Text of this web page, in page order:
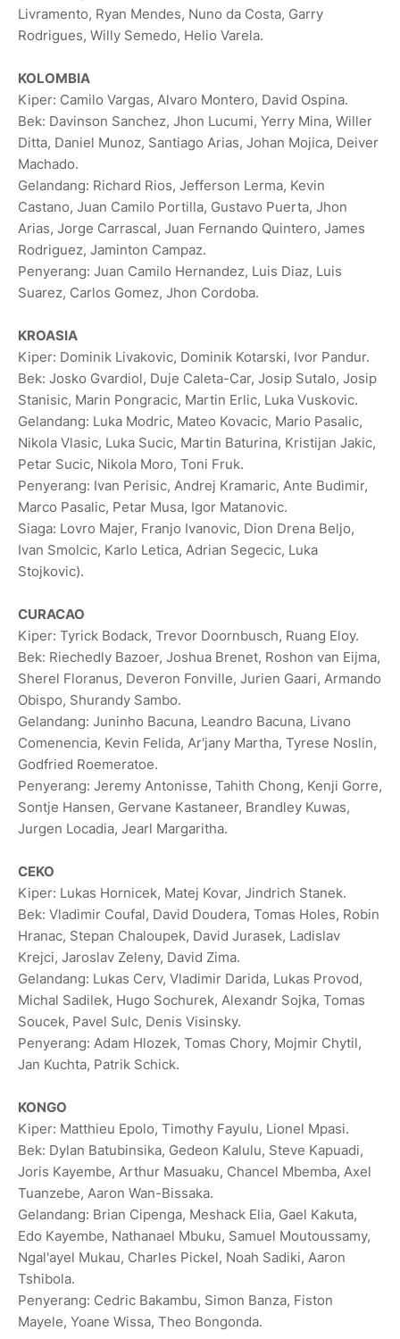
Livramento, Ryan Mendes, Nuno da Costa, Garry
Rodrigues, Willy Semedo, Helio Varela.
KOLOMBIA
Kiper: ⁠Camilo Vargas, Alvaro Montero, David Ospina.
Bek: Davinson Sanchez, Jhon Lucumi, Yerry Mina, ⁠Willer
Ditta, Daniel Munoz, ⁠Santiago Arias, Johan Mojica, Deiver
Machado.
Gelandang: Richard Rios, Jefferson Lerma, Kevin
Castano, Juan Camilo Portilla, Gustavo Puerta, Jhon
Arias, ‌Jorge Carrascal, Juan Fernando Quintero, James
Rodriguez, Jaminton Campaz.
Penyerang: Juan Camilo Hernandez, Luis Diaz, ‌Luis
Suarez, Carlos Gomez, Jhon Cordoba.
KROASIA
Kiper: Dominik Livakovic, Dominik Kotarski, Ivor Pandur.
Bek: Josko Gvardiol, Duje Caleta-Car, Josip Sutalo, Josip
Stanisic, Marin Pongracic, Martin Erlic, Luka Vuskovic.
Gelandang: Luka Modric, Mateo Kovacic, Mario Pasalic,
Nikola Vlasic, Luka Sucic, Martin ‌Baturina, ‌Kristijan Jakic,
Petar Sucic, Nikola Moro, Toni Fruk.
Penyerang: Ivan Perisic, Andrej Kramaric, Ante Budimir,
Marco Pasalic, Petar Musa, Igor Matanovic.
Siaga: Lovro Majer, Franjo Ivanovic, Dion Drena Beljo,
Ivan Smolcic, Karlo Letica, Adrian Segecic, Luka
Stojkovic).
CURACAO
Kiper: Tyrick Bodack, Trevor Doornbusch, Ruang Eloy.
Bek: Riechedly Bazoer, Joshua Brenet, Roshon van Eijma,
Sherel Floranus, Deveron Fonville, Jurien Gaari, Armando
Obispo, Shurandy Sambo.
Gelandang: Juninho Bacuna, Leandro Bacuna, Livano
Comenencia, Kevin Felida, Ar'jany Martha, Tyrese Noslin,
Godfried Roemeratoe.
Penyerang: Jeremy Antonisse, Tahith Chong, Kenji Gorre,
Sontje Hansen, Gervane Kastaneer, Brandley Kuwas,
Jurgen Locadia, Jearl Margaritha.
CEKO
Kiper: Lukas ⁠Hornicek, Matej Kovar, Jindrich Stanek.
Bek: ⁠Vladimir Coufal, David Doudera, Tomas Holes, Robin
Hranac, Stepan Chaloupek, David Jurasek, Ladislav
Krejci, Jaroslav Zeleny, David Zima.
Gelandang: Lukas Cerv, Vladimir Darida, Lukas Provod,
Michal Sadilek, Hugo Sochurek, Alexandr Sojka, Tomas
Soucek, Pavel Sulc, Denis Visinsky.
Penyerang: Adam Hlozek, Tomas Chory, Mojmir Chytil,
Jan Kuchta, Patrik Schick.
KONGO
Kiper: Matthieu Epolo, Timothy Fayulu, Lionel Mpasi.
Bek: Dylan Batubinsika, Gedeon Kalulu, Steve Kapuadi,
Joris Kayembe, Arthur Masuaku, Chancel Mbemba, Axel
Tuanzebe, Aaron Wan-Bissaka.
Gelandang: Brian Cipenga, Meshack Elia, Gael Kakuta,
Edo Kayembe, Nathanael Mbuku, Samuel ‌Moutoussamy,
‌Ngal'ayel Mukau, Charles Pickel, Noah Sadiki, Aaron
Tshibola.
Penyerang: Cedric Bakambu, Simon Banza, Fiston
Mayele, Yoane Wissa, Theo Bongonda.